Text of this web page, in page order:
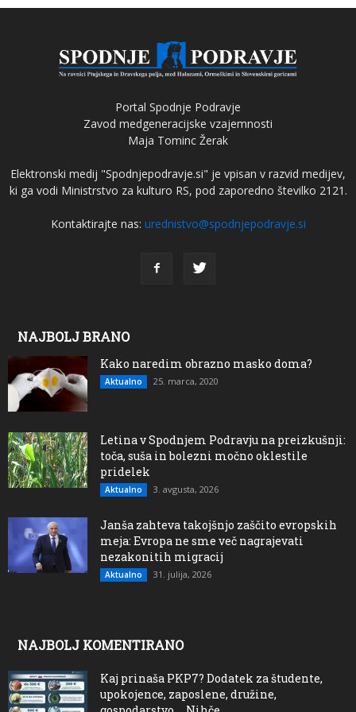
Portal Spodnje Podravje
Zavod medgeneracijske vzajemnosti
Maja Tominc Žerak
Elektronski medij "Spodnjepodravje.si" je vpisan v razvid medijev,
ki ga vodi Ministrstvo za kulturo RS, pod zaporedno številko 2121.
Kontaktirajte nas: urednistvo@spodnjepodravje.si
NAJBOLJ BRANO
Kako naredim obrazno masko doma?
Aktualno 25. marca, 2020
Letina v Spodnjem Podravju na preizkušnji:
toča, suša in bolezni močno oklestile
pridelek
Aktualno 3. avgusta, 2026
Janša zahteva takojšnjo zaščito evropskih
meja: Evropa ne sme več nagrajevati
nezakonitih migracij
Aktualno 31. julija, 2026
NAJBOLJ KOMENTIRANO
Kaj prinaša PKP7? Dodatek za študente,
upokojence, zaposlene, družine,